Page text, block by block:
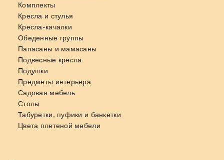
Комплекты
Кресла и стулья
Кресла-качалки
Обеденные группы
Папасаны и мамасаны
Подвесные кресла
Подушки
Предметы интерьера
Садовая мебель
Столы
Табуретки, пуфики и банкетки
Цвета плетеной мебели